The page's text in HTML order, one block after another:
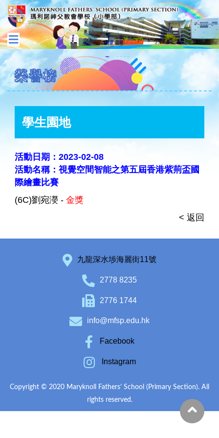
榮譽榜
學生園地
活動日期：2023-02-08
活動名稱：視覺空間智能之第五屆香港紫荊盃國
際繪畫比賽
(6C)劉宛濙 - 金獎
< 返回
九龍深水埗海麗街11號
2778 8235
2776 1744
info@mfsp.edu.hk
Facebook
Instagram
Copyright © 2020 Maryknoll Fathers’ School (Primary Section). All
rights reserved.